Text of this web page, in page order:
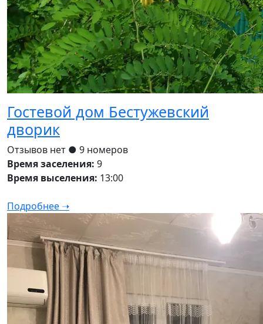
Гостевой дом Бестужевский
дворик
Отзывов нет ● 9 номеров
Время заселения: 9
Время выселения: 13:00
Подробнее ➝